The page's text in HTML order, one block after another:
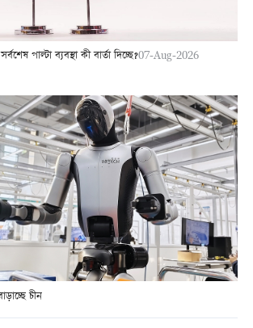
পাল্টা ব্যবস্থা কী বার্তা দিচ্ছে?07-Aug-2026
চীন